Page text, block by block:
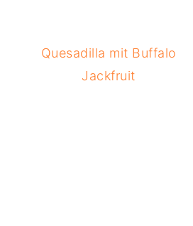
Quesadilla mit Buffalo
Jackfruit